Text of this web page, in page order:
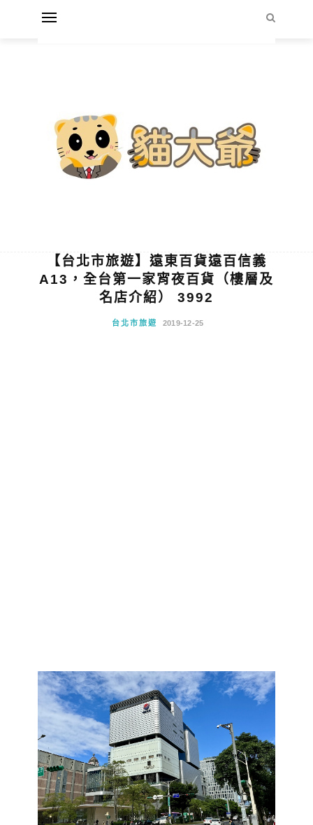
【台北市旅遊】遠東百貨遠百信義
A13，全台第一家宵夜百貨（樓層及
名店介紹） 3992
台北市旅遊 2019-12-25